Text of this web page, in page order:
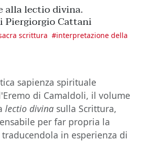
alla lectio divina.
Piergiorgio Cattani
scrittura #interpretazione della
sapienza spirituale
di Camaldoli, il volume
lectio divina sulla Scrittura,
per far propria la
in esperienza di